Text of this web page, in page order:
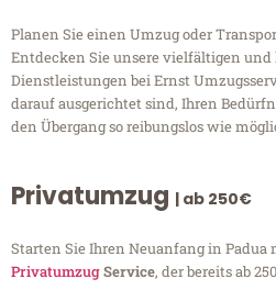
Planen Sie einen Umzug oder
Entdecken Sie unsere vielfältigen
Dienstleistungen bei Ernst
darauf ausgerichtet sind, Ihren
den Übergang so reibungslos wie
Privatumzug | ab 250€
Starten Sie Ihren Neuanfang in Padua
PrivatumzugService, der bereits ab